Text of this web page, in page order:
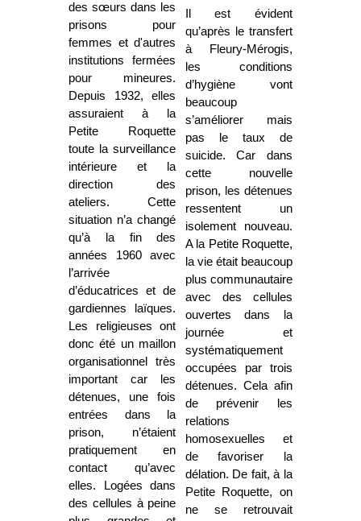
des sœurs dans les
prisons pour
femmes et d'autres
institutions fermées
pour mineures.
Depuis 1932, elles
assuraient à la
Petite Roquette
toute la surveillance
intérieure et la
direction des
ateliers. Cette
situation n’a changé
qu’à la fin des
années 1960 avec
l’arrivée
d’éducatrices et de
gardiennes laïques.
Les religieuses ont
donc été un maillon
organisationnel très
important car les
détenues, une fois
entrées dans la
prison, n’étaient
pratiquement en
contact qu’avec
elles. Logées dans
des cellules à peine
Il est évident
qu’après le transfert
à Fleury-Mérogis,
les conditions
d’hygiène vont
beaucoup
s’améliorer mais
pas le taux de
suicide. Car dans
cette nouvelle
prison, les détenues
ressentent un
isolement nouveau.
A la Petite Roquette,
la vie était beaucoup
plus communautaire
avec des cellules
ouvertes dans la
journée et
systématiquement
occupées par trois
détenues. Cela afin
de prévenir les
relations
homosexuelles et
de favoriser la
délation. De fait, à la
Petite Roquette, on
ne se retrouvait